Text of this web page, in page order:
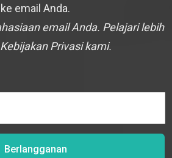
ke email Anda.
email Anda. Pelajari lebih
Privasi kami.
Berlangganan